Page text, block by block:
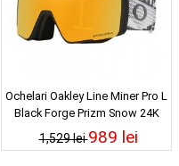
Ochelari Oakley Line Miner Pro L
Black Forge Prizm Snow 24K
Iridium 25/26
1,529 lei989 lei